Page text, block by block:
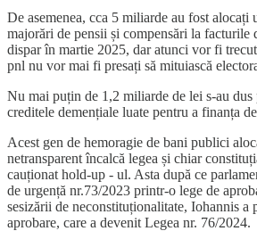
De asemenea, cca 5 miliarde au fost alocați
majorări de pensii și compensări la facturile
dispar în martie 2025, dar atunci vor fi
pnl nu vor mai fi presați să mituiască
Nu mai puțin de 1,2 miliarde de lei s-au dus
creditele demențiale luate pentru a finanța
Acest gen de hemoragie de bani publici
netransparent încalcă legea și chiar
cauționat hold-up - ul. Asta după ce
de urgență nr.73/2023 printr-o lege de
sesizării de neconstituționalitate, Iohannis a
aprobare, care a devenit Legea nr. 76/2024.